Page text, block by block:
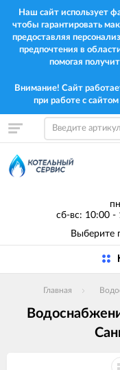
Наш сайт использует
чтобы гарантировать
предоставляя
предпочтения в
помогая
Внимание! Сайт
при работе с
сб-вс: 10:00 -
Выберите
Главная